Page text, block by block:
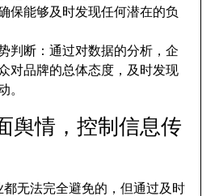
保能够及时发现任何潜在的负
判断：通过对数据的分析，企
对品牌的总体态度，及时发现
。
舆情，控制信息传
无法完全避免的，但通过及时